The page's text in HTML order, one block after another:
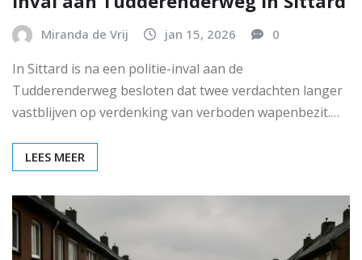
Miranda de Vrij jan 15, 2026 0
In Sittard is na een politie-inval aan de
Tudderenderweg besloten dat twee verdachten langer
vastblijven op verdenking van verboden wapenbezit.…
LEES MEER